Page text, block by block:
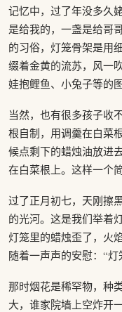
记忆中，过了年没多久
是给我的，一盏是给哥
的习俗，灯笼骨架是用
缀着金黄的流苏，风一
娃抱鲤鱼、小兔子等的图
当然，也有很多孩子收
根自制，用调羹在白菜
候点剩下的蜡烛油放进
在白菜根上。这样一个
过了正月初七，天刚擦
的光河。这是我们举着
灯笼里的蜡烛歪了，火
随着一声声的安慰：“
那时烟花是稀罕物，种
大，谁家院墙上空炸开